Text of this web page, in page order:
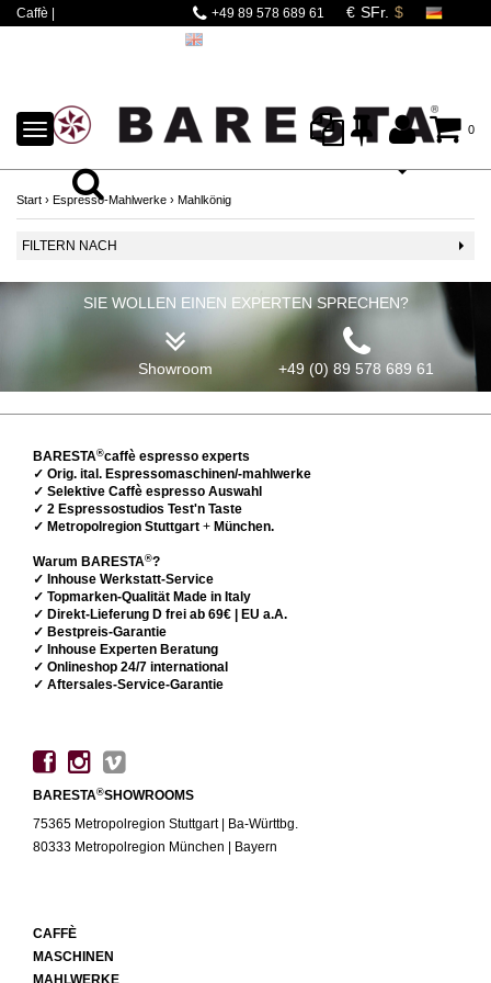
Caffè |
+49 89 578 689 61
0
TOGGLE
NAVIGATION
Start › Espresso-Mahlwerke › Mahlkönig
FILTERN NACH
SIE WOLLEN EINEN EXPERTEN SPRECHEN?
Showroom +49 (0) 89 578 689 61
BARESTA®caffè espresso experts
✓ Orig. ital. Espressomaschinen/-mahlwerke
✓ Selektive Caffè espresso Auswahl
✓ 2 Espressostudios Test'n Taste
✓ Metropolregion Stuttgart + München.
Warum BARESTA®?
✓ Inhouse Werkstatt-Service
✓ Topmarken-Qualität Made in Italy
✓ Direkt-Lieferung D frei ab 69€ | EU a.A.
✓ Bestpreis-Garantie
✓ Inhouse Experten Beratung
✓ Onlineshop 24/7 international
✓ Aftersales-Service-Garantie
BARESTA®SHOWROOMS
75365 Metropolregion Stuttgart | Ba-Württbg.
80333 Metropolregion München | Bayern
CAFFÈ
MASCHINEN
MAHLWERKE